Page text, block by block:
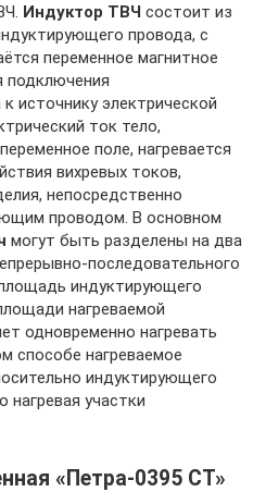
Индуктор ТВЧ состоит из
провода, с
переменное магнитное
подключения
источнику электрической
ток тело,
поле, нагревается
вихревых токов,
непосредственно
проводом. В основном
могут быть разделены на два
последовательного
индуктирующего
нагреваемой
одновременно нагревать
способе нагреваемое
индуктирующего
нагревая участки
«Петра-0395 СТ»